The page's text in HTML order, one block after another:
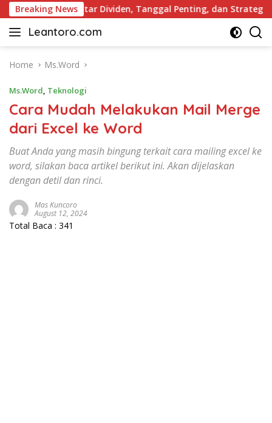
Skip
to
content
Breaking News
Daftar Dividen, Tanggal Penting, dan Strategi untuk
Leantoro.com
Jasa
Artikel,
dan
Digital
Marketing
–
Cerita,
Membangun
Citra
Home Ms.Word
Ms.Word, Teknologi
Cara Mudah Melakukan Mail Merge
dari Excel ke Word
Buat Anda yang masih bingung terkait cara mailing excel ke
word, silakan baca artikel berikut ini. Akan dijelaskan
dengan detil dan rinci.
Mas Kuncoro
August 12, 2024
Total Baca : 341